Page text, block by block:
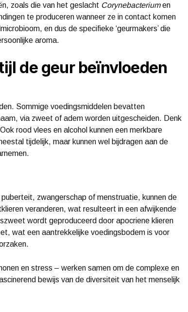
zoals die van het geslacht Corynebacteriumen
te produceren wanneer ze in contact komen
en dus de specifieke ‘geurmakers’ die
aroma.
de geur beïnvloeden
Sommige voedingsmiddelen bevatten
via zweet of adem worden uitgescheiden. Denk
rood vlees en alcohol kunnen een merkbare
tijdelijk, maar kunnen wel bijdragen aan de
zwangerschap of menstruatie, kunnen de
veranderen, wat resulteert in een afwijkende
wordt geproduceerd door apocriene klieren
wat een aantrekkelijke voedingsbodem is voor
en stress – werken samen om de complexe en
bewijs van de diversiteit van het menselijk